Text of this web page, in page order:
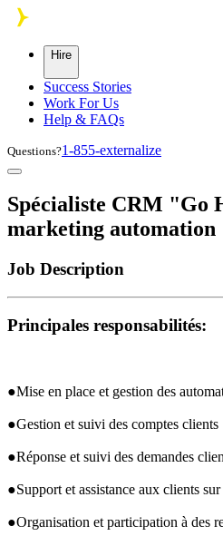
Skip to main content
Hire
Success Stories
Work For Us
Help & FAQs
Questions?1-855-externalize
Spécialiste CRM "Go
marketing automation
Job Description
Principales responsabilités:
●Mise en place et gestion des
●Gestion et suivi des comptes clients
●Réponse et suivi des demandes
●Support et assistance aux clients
●Organisation et participation à des